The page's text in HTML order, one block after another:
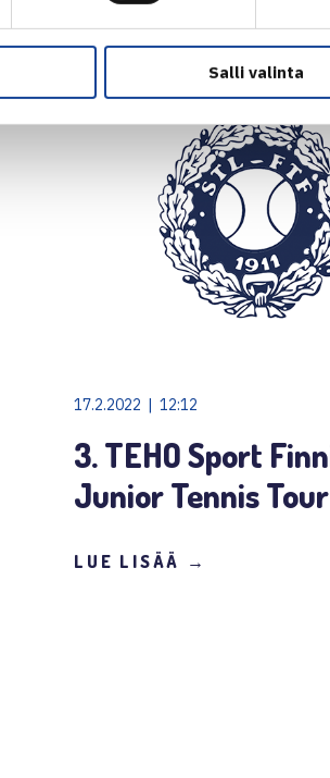
Salli valinta
17.2.2022 | 12:12
3. TEHO Sport
Junior Tennis Tour
LUE LISÄÄ →